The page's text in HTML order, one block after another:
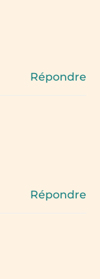
Répondre
Répondre